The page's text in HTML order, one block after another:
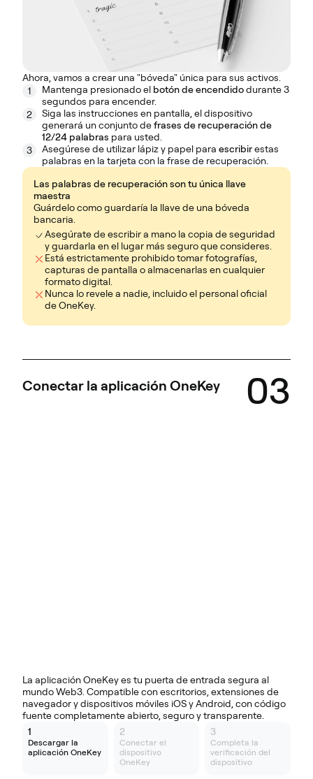
Ahora, vamos a crear una "bóveda" única para sus activos.
1
Mantenga presionado el botón de encendidodurante 3
segundos para encender.
2
Siga las instrucciones en pantalla, el dispositivo
generará un conjunto defrases de recuperación de
12/24 palabras para usted.
3
Asegúrese de utilizar lápiz y papel para escribirestas
palabras en la tarjeta con la frase de recuperación.
Las palabras de recuperación son tu única llave
maestra
Guárdelo como guardaría la llave de una bóveda
bancaria.
Asegúrate de escribir a mano la copia de seguridad
y guardarla en el lugar más seguro que consideres.
Está estrictamente prohibido tomar fotografías,
capturas de pantalla o almacenarlas en cualquier
formato digital.
Nunca lo revele a nadie, incluido el personal oficial
de OneKey.
Conectar la aplicación OneKey 03
La aplicación OneKey es tu puerta de entrada segura al
mundo Web3. Compatible con escritorios, extensiones de
navegador y dispositivos móviles iOS y Android, con código
fuente completamente abierto, seguro y transparente.
1
Descargar la
aplicación OneKey
2
Conectar el
dispositivo
OneKey
3
Completa la
verificación del
dispositivo